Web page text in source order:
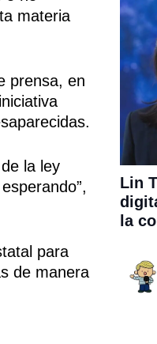
materia
prensa, en
la ley
para
de manera
Lin
la